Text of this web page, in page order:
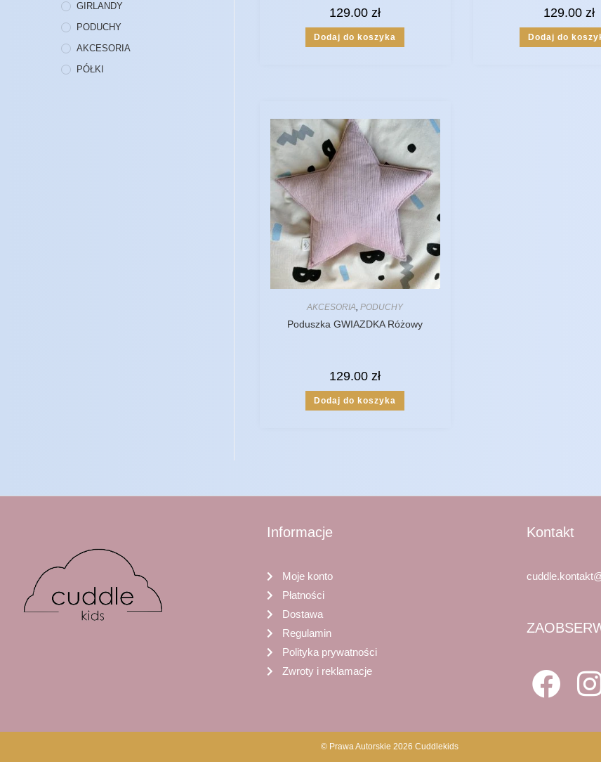
129.00zł
Dodaj do koszyka
129.00 zł
Dodaj do
AKCESORIA,PODUCHY
Poduszka GWIAZDKA Różowy
129.00zł
Dodaj do koszyka
GIRLANDY
PODUCHY
AKCESORIA
PÓŁKI
Informacje
Moje konto
Płatności
Dostawa
Regulamin
Polityka prywatności
Zwroty i reklamacje
Kontakt
© Prawa Autorskie 2026 Cuddlekids